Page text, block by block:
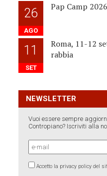
26
AGO
Pap Camp
11
SET
Roma, 11-12
rabbia
NEWSLETTER
Vuoi essere sempre
Contropiano? Iscriviti alla
Accetto la privacy policy del